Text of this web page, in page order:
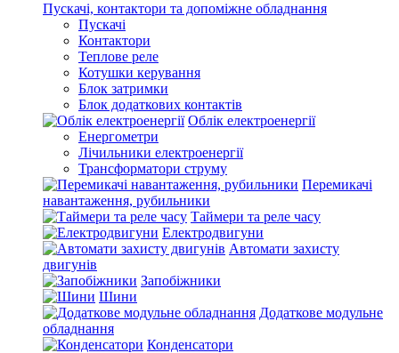
Пускачі, контактори та допоміжне обладнання
Пускачі
Контактори
Теплове реле
Котушки керування
Блок затримки
Блок додаткових контактів
Облік електроенергії
Енергометри
Лічильники електроенергії
Трансформатори струму
Перемикачі
навантаження, рубильники
Таймери та реле часу
Електродвигуни
Автомати захисту
двигунів
Запобіжники
Шини
Додаткове модульне
обладнання
Конденсатори